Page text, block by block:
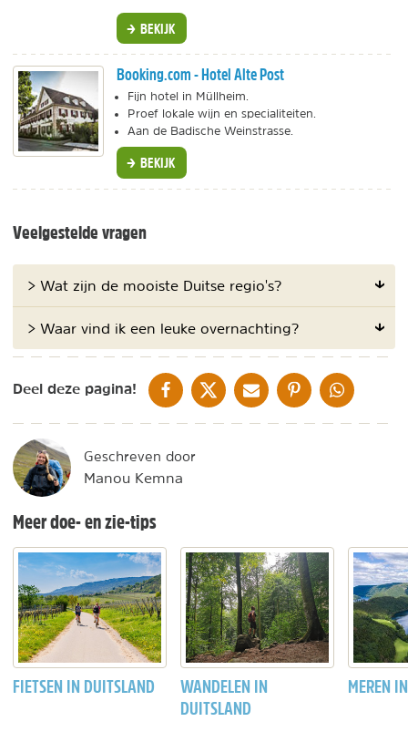
BEKIJK
Booking.com - Hotel Alte Post
Fijn hotel in Müllheim.
Proef lokale wijn en specialiteiten.
Aan de Badische Weinstrasse.
BEKIJK
Veelgestelde vragen
> Wat zijn de mooiste Duitse regio's?
> Waar vind ik een leuke overnachting?
Deel deze pagina! DELEN OP FACEBOOK
DELEN OP XDELEN VIA DE MAIL
DELEN OP PINTEREST
DELEN OP
Geschreven door
Manou Kemna
Meer doe- en zie-tips
FIETSEN IN DUITSLAND
WANDELEN IN
DUITSLAND
MEREN